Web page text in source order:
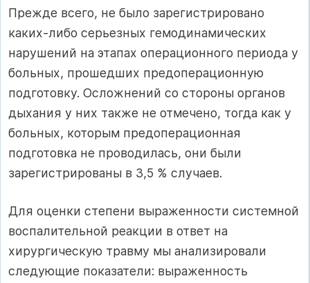
Прежде всего, не было зарегистрировано
каких-либо серьезных гемодинамических
нарушений на этапах операционного периода у
больных, прошедших предоперационную
подготовку. Осложнений со стороны органов
дыхания у них также не отмечено, тогда как у
больных, которым предоперационная
подготовка не проводилась, они были
зарегистрированы в 3,5 % случаев.
Для оценки степени выраженности системной
воспалительной реакции в ответ на
хирургическую травму мы анализировали
следующие показатели: выраженность